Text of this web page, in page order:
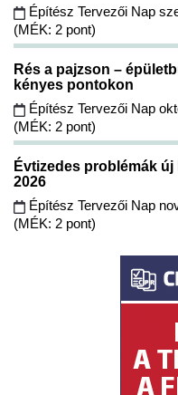
Építész Tervezői Nap
(MÉK: 2 pont)
Rés a pajzson –
kényes pontokon
Építész Tervezői Nap
(MÉK: 2 pont)
Évtizedes problémák
2026
Építész Tervezői Nap
(MÉK: 2 pont)